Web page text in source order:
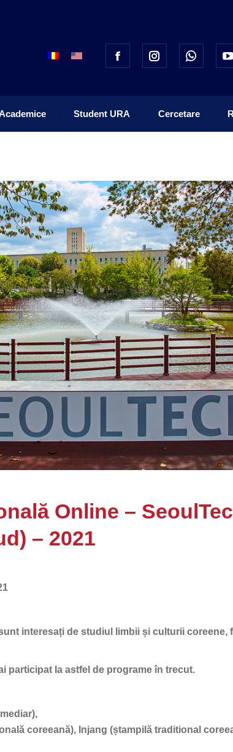
Student URA Cercetare
Online –
– 2021
interesați de studiul limbii și culturii coreene,
participat la astfel de programe în trecut.
coreeană), Injang (ștampilă traditional